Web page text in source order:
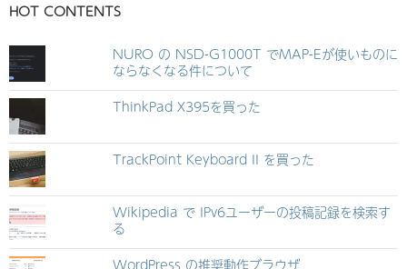
HOT CONTENTS
NURO の NSD-G1000T でMAP-Eが使いものに
ならなくなる件について
ThinkPad X395を買った
TrackPoint Keyboard II を買った
Wikipedia で IPv6ユーザーの投稿記録を検索す
る
WordPress の推奨動作ブラウザ